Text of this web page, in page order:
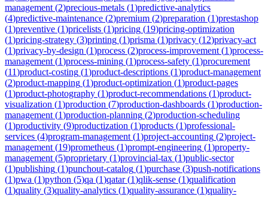
management (2)precious-metals (1)predictive-analytics
(4)predictive-maintenance (2)premium (2)preparation (1)prestashop
(1)preventive (1)pricelists (1)pricing (19)pricing-optimization
(1)pricing-strategy (3)printing (1)prisma (1)privacy (12)privacy-act
(1)privacy-by-design (1)process (2)process-improvement (1)process-
management (1)process-mining (1)process-safety (1)procurement
(11)product-costing (1)product-descriptions (1)product-management
(2)product-mapping (1)product-optimization (1)product-pages
(1)product-photography (1)product-recommendations (1)product-
visualization (1)production (7)production-dashboards (1)production-
management (1)production-planning (2)production-scheduling
(1)productivity (9)productization (1)products (1)professional-
services (4)program-management (1)project-accounting (2)project-
management (19)prometheus (1)prompt-engineering (1)property-
management (5)proprietary (1)provincial-tax (1)public-sector
(1)publishing (1)punchout-catalog (1)purchase (3)push-notifications
(1)pwa (1)python (5)qa (1)qatar(1)qlik-sense (1)qualification
(1)quality (3)quality-analytics (1)quality-assurance (1)quality-